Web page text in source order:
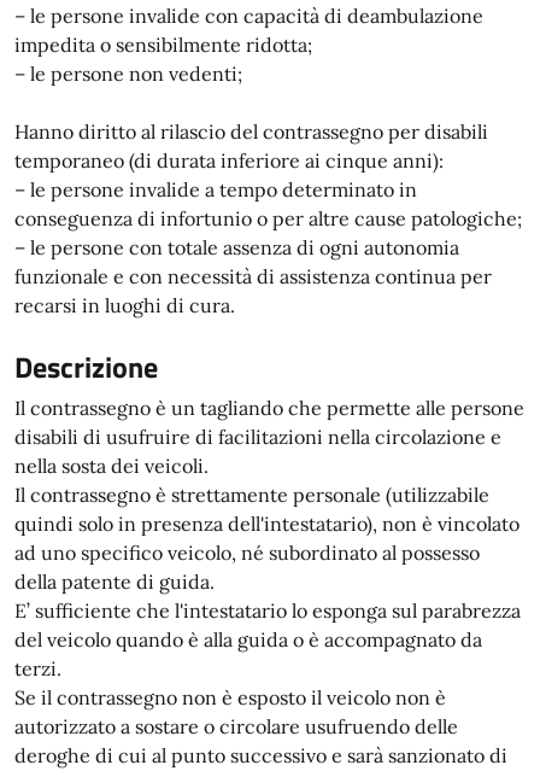
– le persone invalide con capacità di deambulazione
impedita o sensibilmente ridotta;
– le persone non vedenti;
Hanno diritto al rilascio del contrassegno per disabili
temporaneo (di durata inferiore ai cinque anni):
– le persone invalide a tempo determinato in
conseguenza di infortunio o per altre cause patologiche;
– le persone con totale assenza di ogni autonomia
funzionale e con necessità di assistenza continua per
recarsi in luoghi di cura.
Descrizione
Il contrassegno è un tagliando che permette alle persone
disabili di usufruire di facilitazioni nella circolazione e
nella sosta dei veicoli.
Il contrassegno è strettamente personale (utilizzabile
quindi solo in presenza dell'intestatario), non è vincolato
ad uno specifico veicolo, né subordinato al possesso
della patente di guida.
E’ sufficiente che l'intestatario lo esponga sul parabrezza
del veicolo quando è alla guida o è accompagnato da
terzi.
Se il contrassegno non è esposto il veicolo non è
autorizzato a sostare o circolare usufruendo delle
deroghe di cui al punto successivo e sarà sanzionato di